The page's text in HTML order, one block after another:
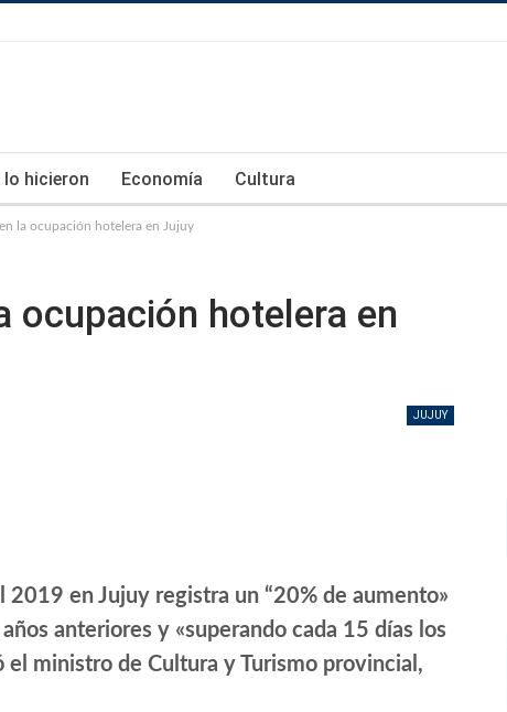
lo hicieron Economía Cultura
la ocupación hotelera en Jujuy
ocupación hotelera en
JUJUY
en Jujuy registra un “20% de aumento»
anteriores y «superando cada 15 días los
el ministro de Cultura y Turismo provincial,